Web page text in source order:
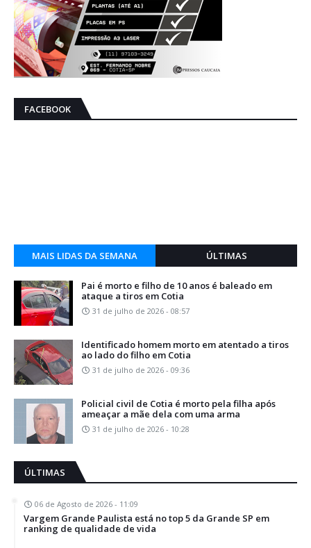
FACEBOOK
MAIS LIDAS DA SEMANA ÚLTIMAS
Pai é morto e filho de 10 anos é baleado em
ataque a tiros em Cotia
31 de julho de 2026 - 08:57
Identificado homem morto em atentado a tiros
ao lado do filho em Cotia
31 de julho de 2026 - 09:36
Policial civil de Cotia é morto pela filha após
ameaçar a mãe dela com uma arma
31 de julho de 2026 - 10:28
ÚLTIMAS
06 de Agosto de 2026 - 11:09
Vargem Grande Paulista está no top 5 da Grande SP em
ranking de qualidade de vida